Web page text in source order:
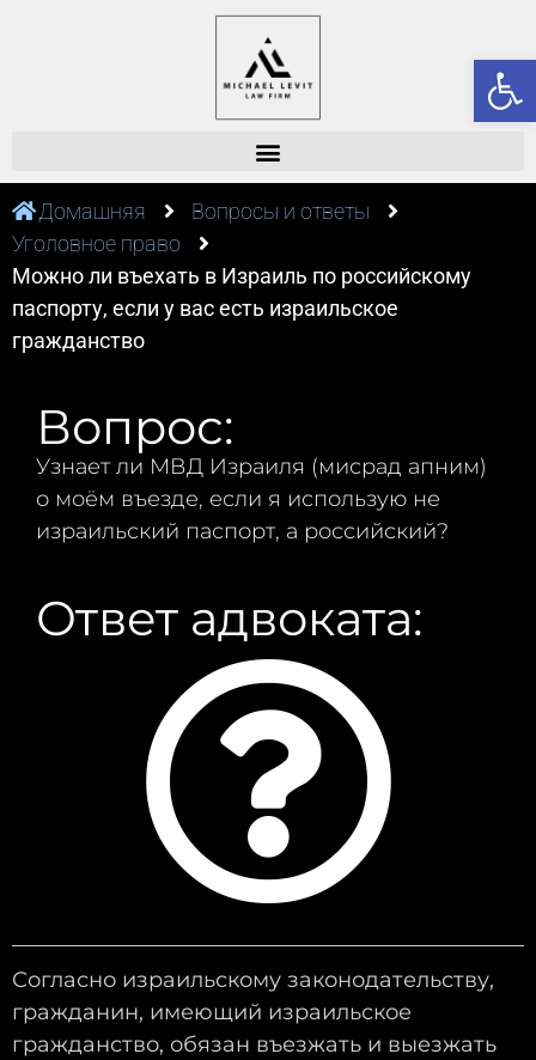
Домашняя
Вопросы и ответы
Уголовное право
Можно ли въехать в Израиль по российскому
паспорту, если у вас есть израильское
гражданство
Вопрос:
Узнает ли МВД Израиля (мисрад апним)
о моём въезде, если я использую не
израильский паспорт, а российский?
Ответ адвоката:
Согласно израильскому законодательству,
гражданин, имеющий израильское
гражданство, обязан въезжать и выезжать